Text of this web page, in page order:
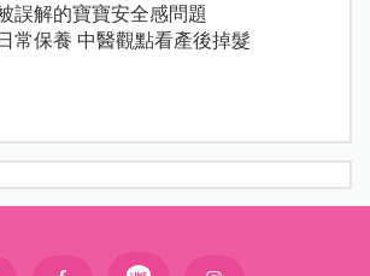
誤解的寶寶安全感問題
常保養 中醫觀點看產後掉髮